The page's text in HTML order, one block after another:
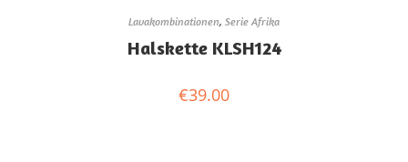
Lavakombinationen, Serie Afrika
Halskette KLSH124
€39.00